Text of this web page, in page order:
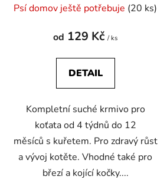
Psí domov ještě potřebuje (20 ks)
od 129 Kč/ ks
DETAIL
Kompletní suché krmivo pro
koťata od 4 týdnů do 12
měsíců s kuřetem. Pro zdravý růst
a vývoj kotěte. Vhodné také pro
březí a kojící kočky....